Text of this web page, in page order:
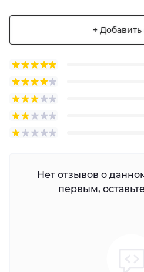
+ Добавить
Нет отзывов о
первым,